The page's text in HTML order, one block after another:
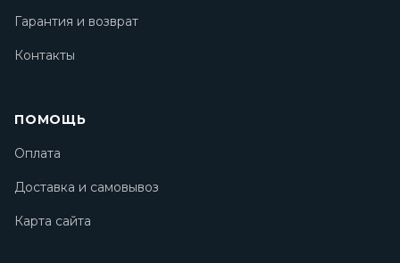
Гарантия и возврат
Контакты
ПОМОЩЬ
Оплата
Доставка и самовывоз
Карта сайта